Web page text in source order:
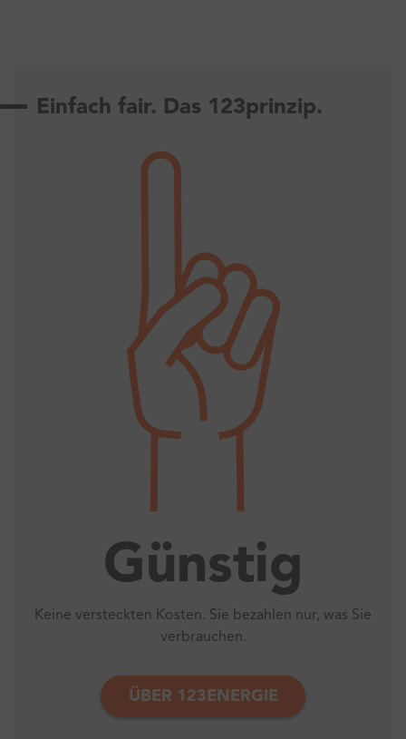
Einfach fair. Das 123prinzip.
Günstig
Keine versteckten Kosten. Sie bezahlen nur, was Sie
verbrauchen.
ÜBER 123ENERGIE